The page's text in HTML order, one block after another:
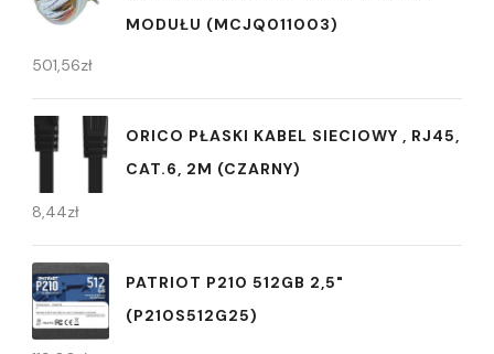
MODUŁU (MCJQ011003)
501,56zł
ORICO PŁASKI KABEL SIECIOWY , RJ45,
CAT.6, 2M (CZARNY)
8,44zł
PATRIOT P210 512GB 2,5"
(P210S512G25)